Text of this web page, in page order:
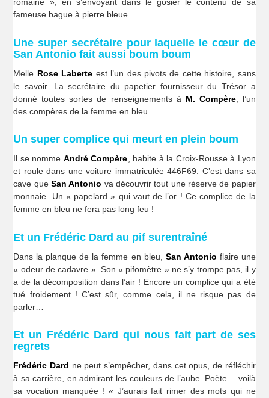
romaine », en s’envoyant dans le gosier le contenu de sa
fameuse bague à pierre bleue.
Une super secrétaire pour laquelle le cœur de
San Antonio fait aussi boum boum
Melle Rose Laberte est l’un des pivots de cette histoire, sans
le savoir. La secrétaire du papetier fournisseur du Trésor a
donné toutes sortes de renseignements à M. Compère, l’un
des compères de la femme en bleu.
Un super complice qui meurt en plein boum
Il se nomme André Compère, habite à la Croix-Rousse à Lyon
et roule dans une voiture immatriculée 446F69. C’est dans sa
cave queSan Antonio va découvrir tout une réserve de papier
monnaie. Un « papelard » qui vaut de l’or ! Ce complice de la
femme en bleu ne fera pas long feu !
Et un Frédéric Dard au pif surentraîné
Dans la planque de la femme en bleu, San Antonio flaire une
« odeur de cadavre ». Son « pifomètre » ne s’y trompe pas, il y
a de la décomposition dans l’air ! Encore un complice qui a été
tué froidement ! C’est sûr, comme cela, il ne risque pas de
parler…
Et un Frédéric Dard qui nous fait part de ses
regrets
Frédéric Dard ne peut s’empêcher, dans cet opus, de réfléchir
à sa carrière, en admirant les couleurs de l’aube. Poète… voilà
sa vocation manquée ! « J’aurais fait rimer des mots qui ne